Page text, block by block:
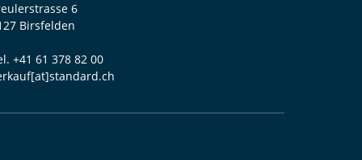
6
Birsfelden
+41 61 378 82 00